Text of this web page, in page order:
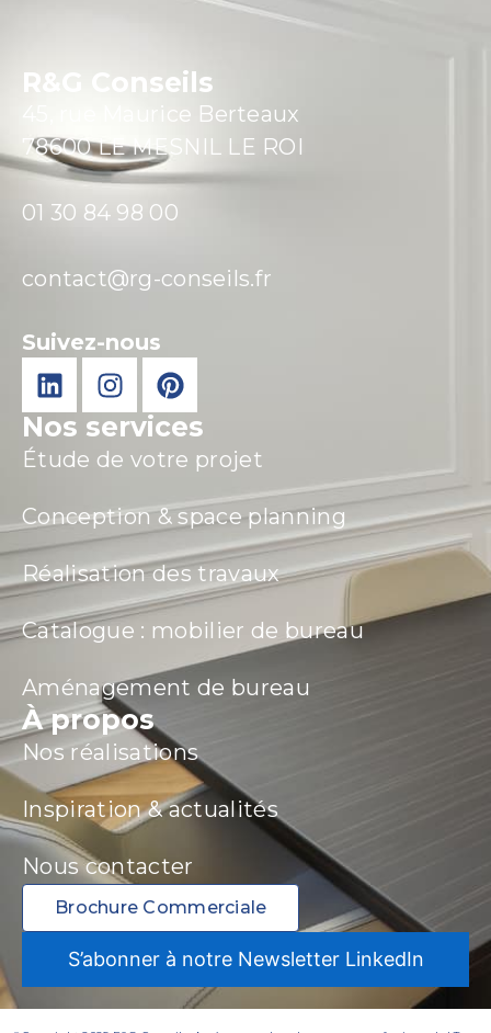
R&G Conseils
45, rue Maurice Berteaux
78600 LE MESNIL LE ROI
01 30 84 98 00
contact@rg-conseils.fr
Suivez-nous
Nos services
Étude de votre projet
Conception & space planning
Réalisation des travaux
Catalogue : mobilier de bureau
Aménagement de bureau
À propos
Nos réalisations
Inspiration & actualités
Nous contacter
Brochure Commerciale
S’abonner à notre Newsletter LinkedIn